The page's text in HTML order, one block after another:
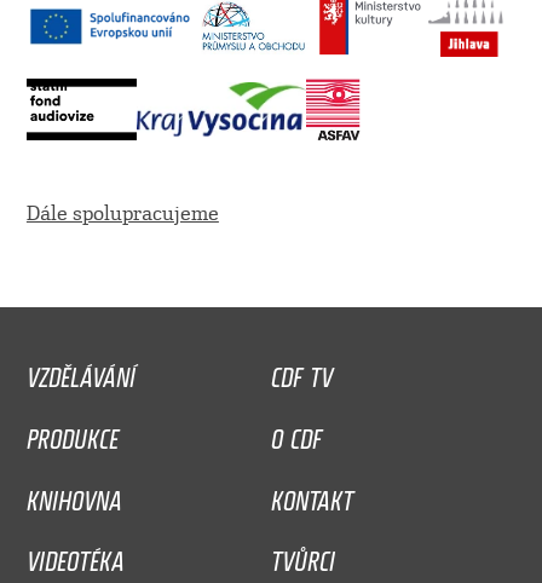
Dále spolupracujeme
VZDĚLÁVÁNÍ
CDF TV
PRODUKCE
O CDF
KNIHOVNA
KONTAKT
VIDEOTÉKA
TVŮRCI